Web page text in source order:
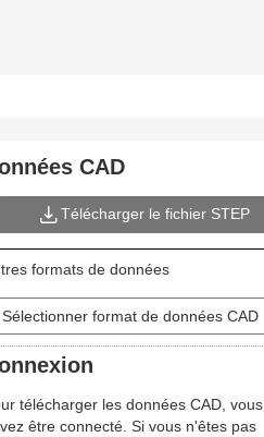
CAD
Télécharger le fichier STEP
formats de données
télécharger les données CAD, vous
être connecté. Si vous n'êtes pas